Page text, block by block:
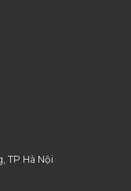
TP Hà Nội